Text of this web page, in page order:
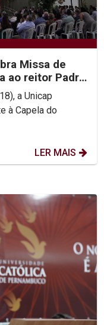
Missa de
ao reitor Padre
a Unicap
à Capela do
LER MAIS